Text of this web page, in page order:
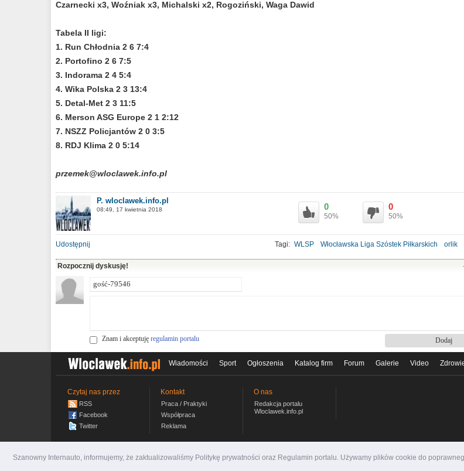
Szanowny Internauto, informujemy, że zaktualizowaliśmy Politykę prywatności oraz Regulamin portalu. Używamy plików cookie do
Czarnecki x3, Woźniak x3, Michalski x2, Rogoziński, Waga Dawid
Tabela II ligi:
1. Run Chłodnia 2 6 7:4
2. Portofino 2 6 7:5
3. Indorama 2 4 5:4
4. Wika Polska 2 3 13:4
5. Detal-Met 2 3 11:5
6. Merson ASG Europe 2 1 2:12
7. NSZZ Policjantów 2 0 3:5
8. RDJ Klima 2 0 5:14
przemek@wloclawek.info.pl
P. wloclawek.info.pl
08:49, 17 kwietnia 2018 0
50%
0
50%
Udostępnij Tagi: WLSP Włocławska Liga Szóstek Piłkarskich orlik
Rozpocznij dyskusję!
Znam i akceptuję regulamin portalu
Wiadomości Sport Ogłoszenia Katalog firm Forum Galerie Video
Czytaj nas przez
RSS
Facebook
Twitter
Kontakt
Praca / Praktyki
Współpraca
Reklama
O nas
Redakcja portalu
Wloclawek.info.pl
wloclawek.info.pl © 2007-2026 Włocławski Portal informacyjny